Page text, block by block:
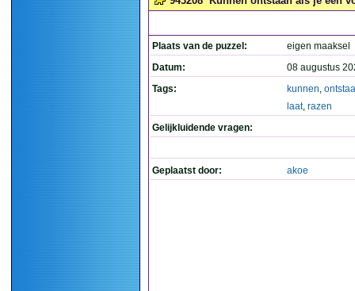
Plaats van de puzzel:
eigen maaksel
Datum:
08 augustus
Tags:
kunnen,
laat, razen
Gelijkluidende vragen:
Geplaatst door: akoe